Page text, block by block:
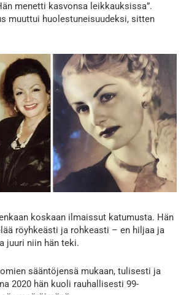
menetti kasvonsa leikkauksissa”.
muuttui huolestuneisuudeksi, sitten
koskaan ilmaissut katumusta. Hän
röyhkeästi ja rohkeasti – en hiljaa ja
juuri niin hän teki.
sääntöjensä mukaan, tulisesti ja
2020 hän kuoli rauhallisesti 99-